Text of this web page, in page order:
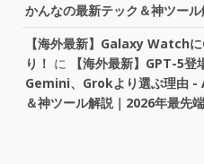
かんなの最新テック＆神ツー
【海外最新】Galaxy Watch
り！ に
【海外最新】GPT-5登
Gemini、Grokより選ぶ理由 -
＆神ツール解説｜2026年最先